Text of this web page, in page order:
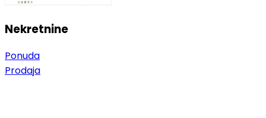
Nekretnine
Ponuda
Prodaja